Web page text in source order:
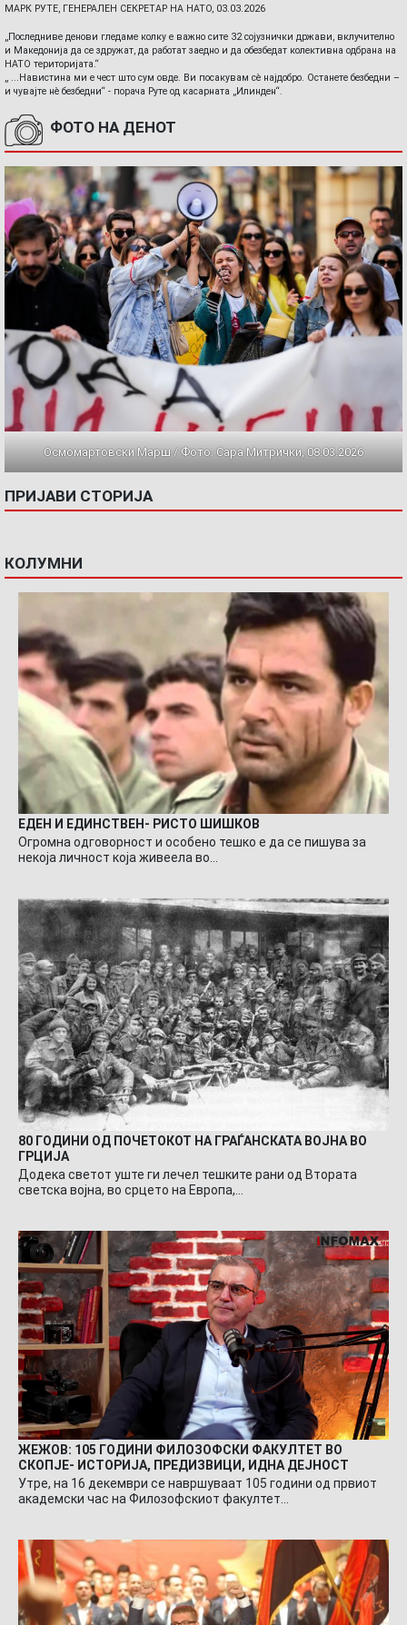
МАРК РУТЕ, ГЕНЕРАЛЕН СЕКРЕТАР НА НАТО, 03.03.2026
„Последниве денови гледаме колку е важно сите 32 сојузнички држави, вклучително
и Македонија да се здружат, да работат заедно и да обезбедат колективна одбрана на
НАТО територијата.“
„ ...Навистина ми е чест што сум овде. Ви посакувам сè најдобро. Останете безбедни –
и чувајте нè безбедни“ - порача Руте од касарната „Илинден“.
ФОТО НА ДЕНОТ
Осмомартовски Марш / Фото: Сара Митрички, 08.03.2026
ПРИЈАВИ СТОРИЈА
КОЛУМНИ
ЕДЕН И ЕДИНСТВЕН- РИСТО ШИШКОВ
Огромна одговорност и особено тешко е да се пишува за
некоја личност која живеела во…
80 ГОДИНИ ОД ПОЧЕТОКОТ НА ГРАЃАНСКАТА ВОЈНА ВО
ГРЦИЈА
Додека светот уште ги лечел тешките рани од Втората
светска војна, во срцето на Европа,…
ЖЕЖОВ: 105 ГОДИНИ ФИЛОЗОФСКИ ФАКУЛТЕТ ВО
СКОПЈЕ- ИСТОРИЈА, ПРЕДИЗВИЦИ, ИДНА ДЕЈНОСТ
Утре, на 16 декември се навршуваат 105 години од првиот
академски час на Филозофскиот факултет…